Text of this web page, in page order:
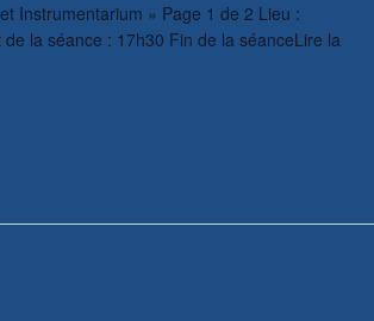
Instrumentarium » Page 1 de 2 Lieu :
la séance : 17h30 Fin de la séanceLire la